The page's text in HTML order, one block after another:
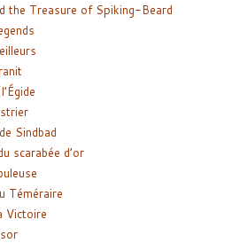
the Treasure of Spiking-Beard
Sindbad
scarabée d’or
Téméraire
Victoire